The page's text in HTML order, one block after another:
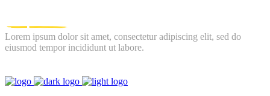
Lorem ipsum dolor sit amet, consectetur adipiscing elit, sed do
eiusmod tempor incididunt ut labore.